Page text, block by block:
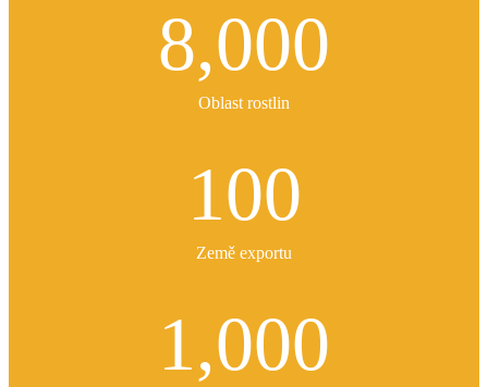
8,000
Oblast rostlin
100
Země exportu
1,000